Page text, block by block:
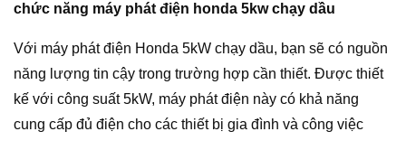
chức năng máy phát điện honda 5kw chạy dầu
Với máy phát điện Honda 5kW chạy dầu, bạn sẽ có nguồn
năng lượng tin cậy trong trường hợp cần thiết. Được thiết
kế với công suất 5kW, máy phát điện này có khả năng
cung cấp đủ điện cho các thiết bị gia đình và công việc